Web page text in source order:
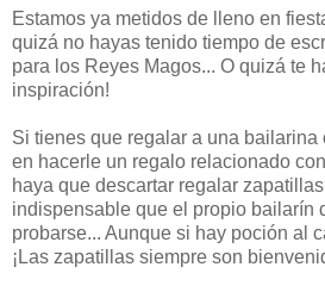
Estamos ya metidos de lleno en
quizá no hayas tenido tiempo de
para los Reyes Magos... O quizá te
inspiración!
Si tienes que regalar a una bailarina
en hacerle un regalo relacionado
haya que descartar regalar
indispensable que el propio bailarín
probarse... Aunque si hay poción al
¡Las zapatillas siempre son